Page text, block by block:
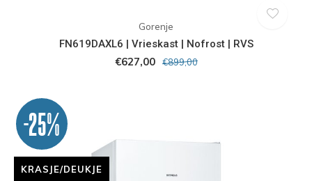
Gorenje
FN619DAXL6 | Vrieskast | Nofrost | RVS
€627,00 €899,00
-25%
KRASJE/DEUKJE